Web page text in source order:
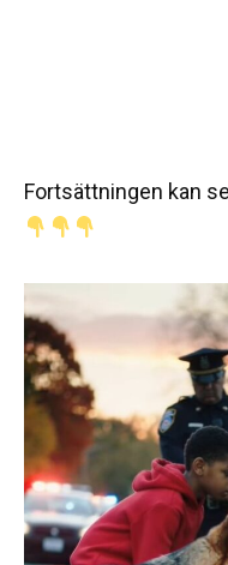
Fortsättningen kan